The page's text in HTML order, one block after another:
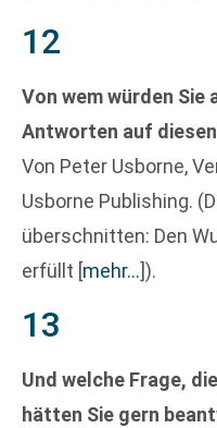
12
Von wem würden Sie
Antworten auf
Von Peter Usborne,
Usborne Publishing.
überschnitten: Den
erfüllt [mehr…]).
13
Und welche Frage,
hätten Sie gern